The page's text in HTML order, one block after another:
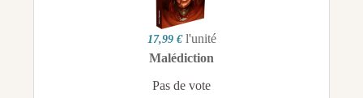
17,99 € l'unité
Malédiction
Pas de vote